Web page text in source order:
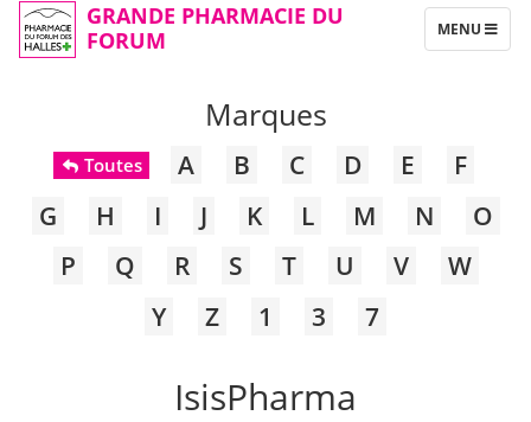
GRANDE PHARMACIE DU
FORUM
TOGGLE
NAVIGATION
MENU
Marques
Toutes A B C D E
F
G
H I J K L M N
O
P
Q R S T U V
W
Y
Z 1 3 7
IsisPharma